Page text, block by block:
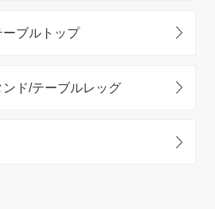
ーブルトップ
ド/テーブルレッグ